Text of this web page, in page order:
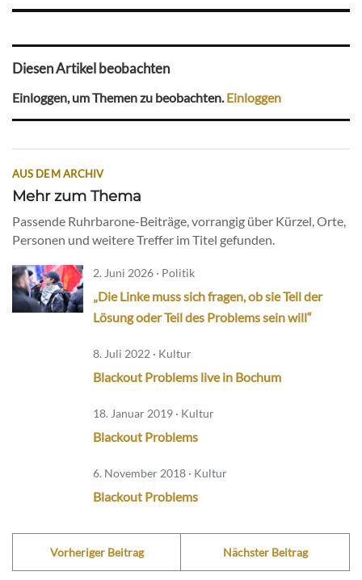
Diesen Artikel beobachten
Einloggen, um Themen zu beobachten. Einloggen
AUS DEM ARCHIV
Mehr zum Thema
Passende Ruhrbarone-Beiträge, vorrangig über Kürzel, Orte,
Personen und weitere Treffer im Titel gefunden.
2. Juni 2026 · Politik
„Die Linke muss sich fragen, ob sie Teil der
Lösung oder Teil des Problems sein will“
8. Juli 2022 · Kultur
Blackout Problems live in Bochum
18. Januar 2019 · Kultur
Blackout Problems
6. November 2018 · Kultur
Blackout Problems
Vorheriger Beitrag Nächster Beitrag